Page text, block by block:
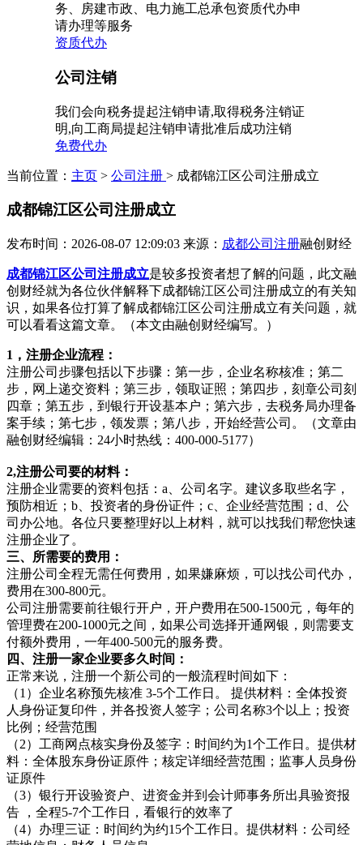
务、房建市政、电力施工总承包资质代办申
请办理等服务
资质代办
公司注销
我们会向税务提起注销申请,取得税务注销证
明,向工商局提起注销申请批准后成功注销
免费代办
当前位置： 主页 > 公司注册 > 成都锦江区公司注册成立
成都锦江区公司注册成立
发布时间：2026-08-07 12:09:03 来源： 成都公司注册融创财经
成都锦江区公司注册成立是较多投资者想了解的问题，此文融
创财经就为各位伙伴解释下成都锦江区公司注册成立的有关知
识，如果各位打算了解成都锦江区公司注册成立有关问题，就
可以看看这篇文章。（本文由融创财经编写。）
1，注册企业流程：
注册公司步骤包括以下步骤：第一步，企业名称核准；第二
步，网上递交资料；第三步，领取证照；第四步，刻章公司刻
四章；第五步，到银行开设基本户；第六步，去税务局办理备
案手续；第七步，领发票；第八步，开始经营公司。（文章由
融创财经编辑：24小时热线：400-000-5177）
2,注册公司要的材料：
注册企业需要的资料包括：a、公司名字。建议多取些名字，
预防相近；b、投资者的身份证件；c、企业经营范围；d、公
司办公地。各位只要整理好以上材料，就可以找我们帮您快速
注册企业了。
三、所需要的费用：
注册公司全程无需任何费用，如果嫌麻烦，可以找公司代办，
费用在300-800元。
公司注册需要前往银行开户，开户费用在500-1500元，每年的
管理费在200-1000元之间，如果公司选择开通网银，则需要支
付额外费用，一年400-500元的服务费。
四、注册一家企业要多久时间：
正常来说，注册一个新公司的一般流程时间如下：
（1）企业名称预先核准 3-5个工作日。 提供材料：全体投资
人身份证复印件，并各投资人签字；公司名称3个以上；投资
比例；经营范围
（2）工商网点核实身份及签字：时间约为1个工作日。提供材
料：全体股东身份证原件；核定详细经营范围；监事人员身份
证原件
（3）银行开设验资户、进资金并到会计师事务所出具验资报
告 ，全程5-7个工作日，看银行的效率了
（4）办理三证：时间约为约15个工作日。提供材料：公司经